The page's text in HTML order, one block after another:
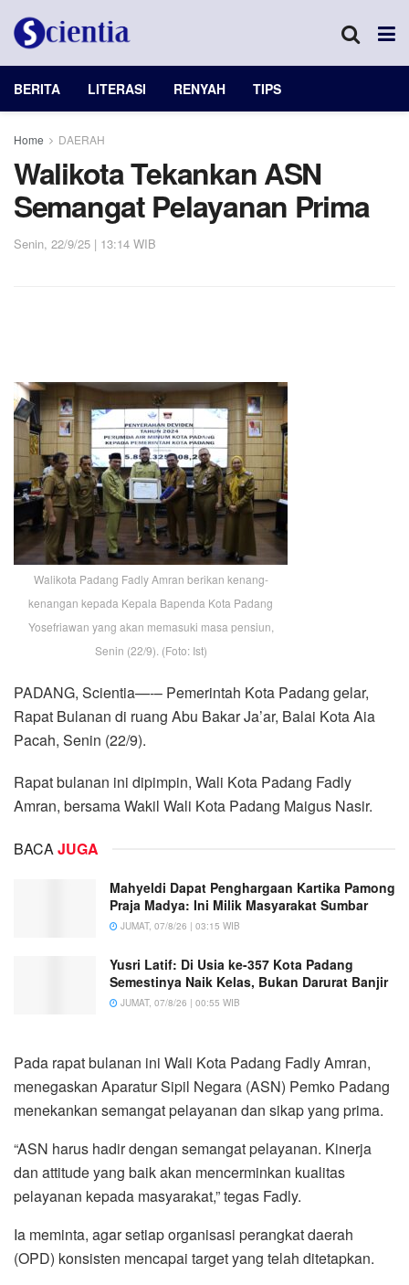
BERITA LITERASI RENYAH TIPS
Home DAERAH
Walikota Tekankan ASN
Semangat Pelayanan Prima
Senin, 22/9/25 | 13:14 WIB
Walikota Padang Fadly Amran berikan kenang-
kenangan kepada Kepala Bapenda Kota Padang
Yosefriawan yang akan memasuki masa pensiun,
Senin (22/9). (Foto: Ist)
PADANG, Scientia—-– Pemerintah Kota Padang gelar,
Rapat Bulanan di ruang Abu Bakar Ja’ar, Balai Kota Aia
Pacah, Senin (22/9).
Rapat bulanan ini dipimpin, Wali Kota Padang Fadly
Amran, bersama Wakil Wali Kota Padang Maigus Nasir.
BACAJUGA
Mahyeldi Dapat Penghargaan Kartika Pamong
Praja Madya: Ini Milik Masyarakat Sumbar
JUMAT, 07/8/26 | 03:15 WIB
Yusri Latif: Di Usia ke-357 Kota Padang
Semestinya Naik Kelas, Bukan Darurat Banjir
JUMAT, 07/8/26 | 00:55 WIB
Pada rapat bulanan ini Wali Kota Padang Fadly Amran,
menegaskan Aparatur Sipil Negara (ASN) Pemko Padang
menekankan semangat pelayanan dan sikap yang prima.
“ASN harus hadir dengan semangat pelayanan. Kinerja
dan attitude yang baik akan mencerminkan kualitas
pelayanan kepada masyarakat,” tegas Fadly.
Ia meminta, agar setiap organisasi perangkat daerah
(OPD) konsisten mencapai target yang telah ditetapkan.